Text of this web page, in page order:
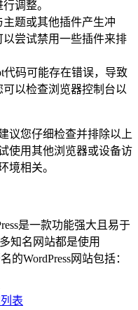
调整。
题或其他插件产生冲
尝试禁用一些插件来排
代码可能存在错误，导致
以检查浏览器控制台以
议您仔细检查并排除以上
使用其他浏览器或设备访
境相关。
是一款功能强大且易于
知名网站都是使用
的WordPress网站包括：
表